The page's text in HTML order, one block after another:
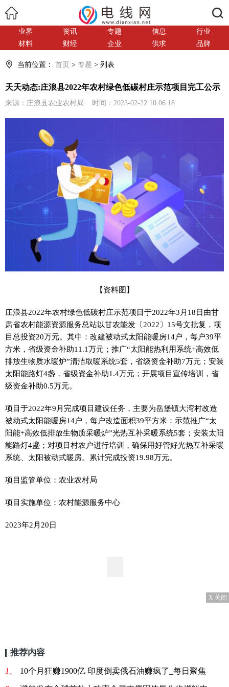
业界 资讯 专题 信息
行业
材料
财经 企业 供求 品牌
当前位置： 首页 > 专题 > 列表
天天动态:庄浪县2022年农村绿色低碳村庄示范项目完工公示
来源：庄浪县农业农村局 时间：2023-02-22 10:06:18
【资料图】
庄浪县2022年农村绿色低碳村庄示范项目于2022年3月18日由甘
肃省农村能源资源服务总站以甘农能发〔2022〕15号文批复，项
目总投资20万元。其中：改建被动式太阳能暖房14户，每户39平
方米，省级资金补助11.1万元；推广“太阳能热利用系统+高效低
排放生物质水暖炉”清洁取暖系统5套，省级资金补助7万元；安装
太阳能路灯4盏，省级资金补助1.4万元；开展项目宣传培训，省
级资金补助0.5万元。
项目于2022年9月完成项目建设任务，主要为岳堡镇大湾村改造
被动式太阳能暖房14户，每户改造面积39平方米；示范推广“太
阳能+高效低排放生物质采暖炉”光热互补采暖系统5套；安装太阳
能路灯4盏；对项目村农户进行培训，确保用好管好光热互补采暖
系统、太阳被动式暖房。累计完成投资19.98万元。
项目监管单位：农业农村局
项目实施单位：农村能源服务中心
2023年2月20日
X 关闭
推荐内容
1、 10个月狂赚1900亿 印度倒卖俄石油赚疯了_每日聚焦